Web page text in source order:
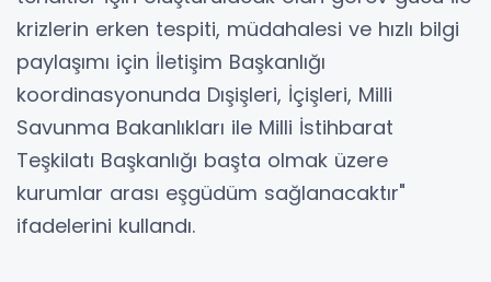
krizlerin erken tespiti, müdahalesi ve hızlı bilgi
paylaşımı için İletişim Başkanlığı
koordinasyonunda Dışişleri, İçişleri, Milli
Savunma Bakanlıkları ile Milli İstihbarat
Teşkilatı Başkanlığı başta olmak üzere
kurumlar arası eşgüdüm sağlanacaktır"
ifadelerini kullandı.